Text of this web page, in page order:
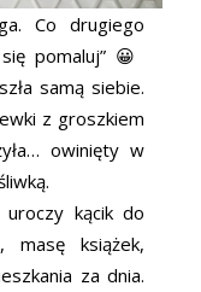
Co drugiego
pomaluj” 😀
samą siebie.
z groszkiem
owinięty w
kącik do
masę książek,
za dnia.